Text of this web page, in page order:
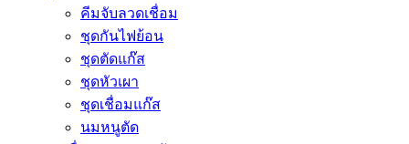
คีมจับลวดเชื่อม
ชุดกันไฟย้อน
ชุดตัดแก๊ส
ชุดหัวเผา
ชุดเชื่อมแก๊ส
นมหนูตัด